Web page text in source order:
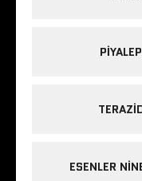
ESENLER